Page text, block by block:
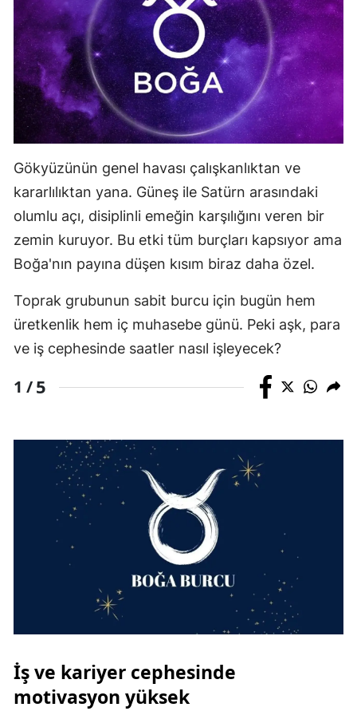
Samsun
Siirt
Sinop
Sivas
Tokat
Trabzon
Tunceli
Uşak
Van
Yozgat
Aksaray
Bayburt
Karaman
Kırıkkale
Batman
Ardahan
Gökyüzünün genel havası çalışkanlıktan ve
kararlılıktan yana. Güneş ile Satürn arasındaki
olumlu açı, disiplinli emeğin karşılığını veren bir
zemin kuruyor. Bu etki tüm burçları kapsıyor ama
Boğa'nın payına düşen kısım biraz daha özel.
Toprak grubunun sabit burcu için bugün hem
üretkenlik hem iç muhasebe günü. Peki aşk, para
ve iş cephesinde saatler nasıl işleyecek?
1 /5
İş ve kariyer cephesinde
motivasyon yüksek